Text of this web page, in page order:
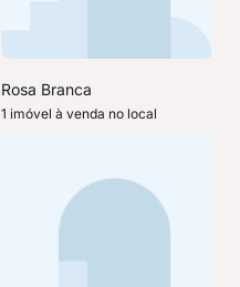
Rosa Branca
1 imóvel à venda no local